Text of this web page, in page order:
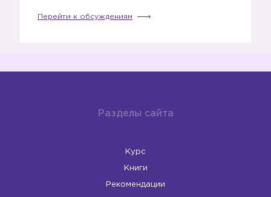
Перейти к обсуждениям
Разделы сайта
Курс
Книги
Рекомендации